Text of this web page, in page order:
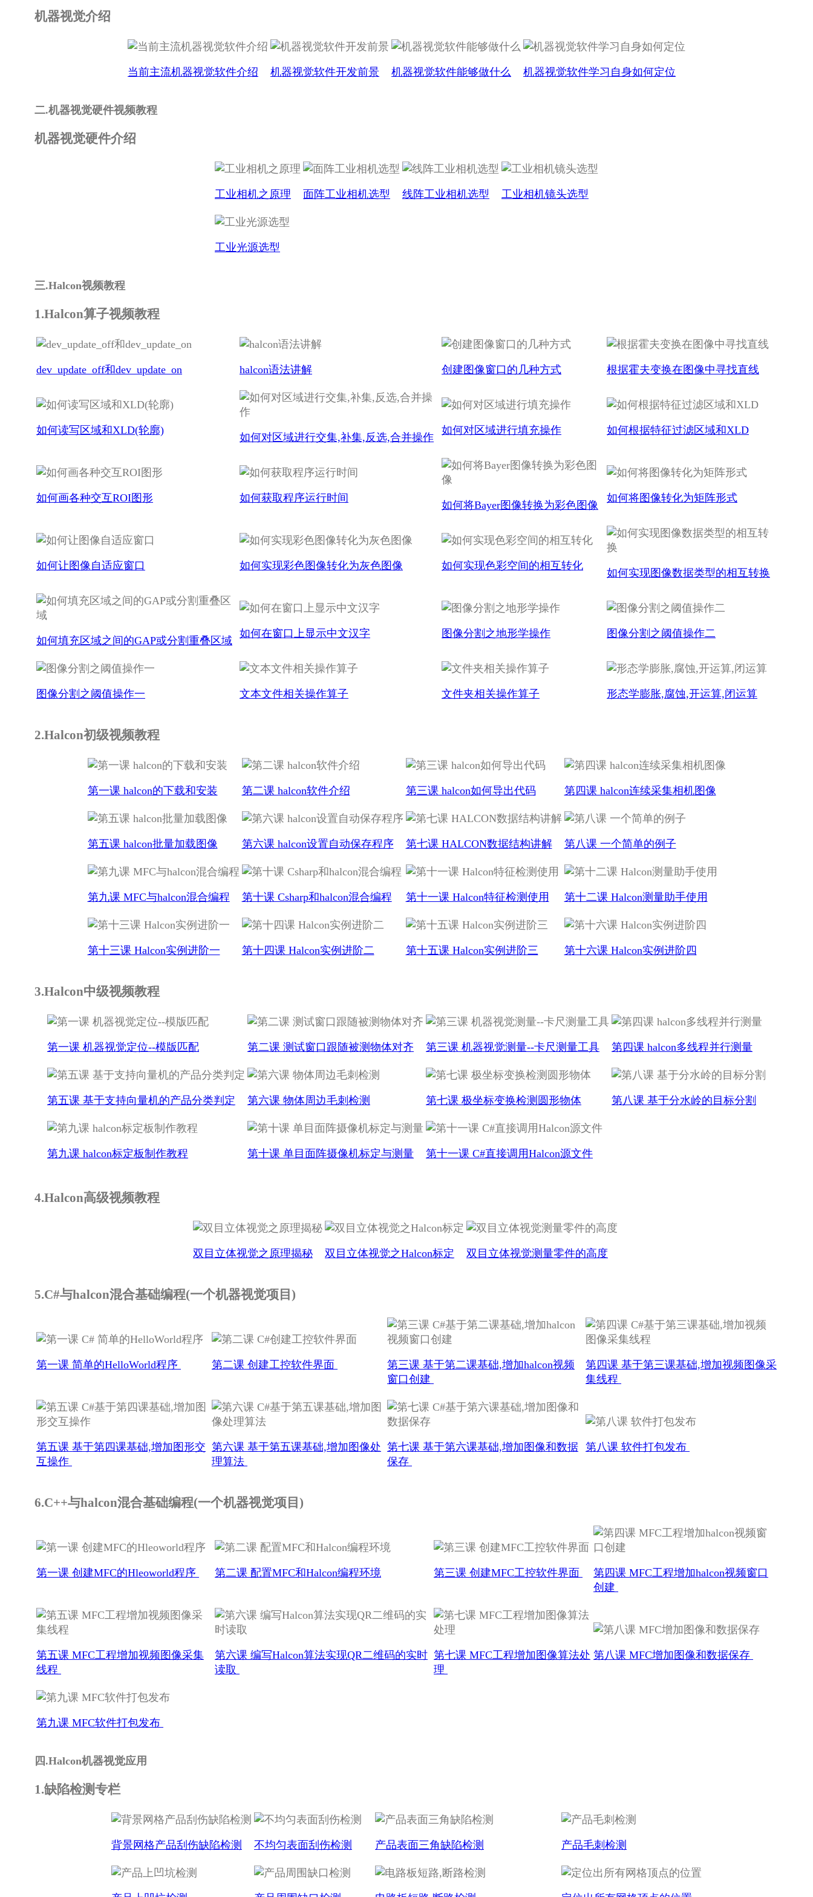
机器视觉介绍
当前主流机器视觉软件介绍 机器视觉软件开发前景 机器视觉软件能够做什么 机器视觉软件学习自身如何定位
二.机器视觉硬件视频教程
机器视觉硬件介绍
工业相机之原理 面阵工业相机选型 线阵工业相机选型 工业相机镜头选型
工业光源选型
三.Halcon视频教程
1.Halcon算子视频教程
dev_update_off和dev_update_on halcon语法讲解 创建图像窗口的几种方式 根据霍夫变换在图像中寻找直线
如何读写区域和XLD(轮廓)
如何对区域进行交集,补集,反选,合并操作
如何对区域进行填充操作 如何根据特征过滤区域和XLD
如何画各种交互ROI图形 如何获取程序运行时间
如何将Bayer图像转换为彩色图像
如何将图像转化为矩阵形式
如何让图像自适应窗口 如何实现彩色图像转化为灰色图像 如何实现色彩空间的相互转化
如何实现图像数据类型的相互转换
如何填充区域之间的GAP或分割重叠区域
如何在窗口上显示中文汉字 图像分割之地形学操作 图像分割之阈值操作二
图像分割之阈值操作一 文本文件相关操作算子 文件夹相关操作算子 形态学膨胀,腐蚀,开运算,闭运算
2.Halcon初级视频教程
第一课 halcon的下载和安装 第二课 halcon软件介绍 第三课 halcon如何导出代码 第四课 halcon连续采集相机图像
第五课 halcon批量加载图像 第六课 halcon设置自动保存程序 第七课 HALCON数据结构讲解 第八课 一个简单的例子
第九课 MFC与halcon混合编程 第十课 Csharp和halcon混合编程 第十一课 Halcon特征检测使用 第十二课 Halcon测量助手使用
第十三课 Halcon实例进阶一 第十四课 Halcon实例进阶二 第十五课 Halcon实例进阶三 第十六课 Halcon实例进阶四
3.Halcon中级视频教程
第一课 机器视觉定位--模版匹配 第二课 测试窗口跟随被测物体对齐 第三课 机器视觉测量--卡尺测量工具 第四课 halcon多线程并行测量
第五课 基于支持向量机的产品分类判定 第六课 物体周边毛刺检测 第七课 极坐标变换检测圆形物体 第八课 基于分水岭的目标分割
第九课 halcon标定板制作教程 第十课 单目面阵摄像机标定与测量 第十一课 C#直接调用Halcon源文件
4.Halcon高级视频教程
双目立体视觉之原理揭秘 双目立体视觉之Halcon标定 双目立体视觉测量零件的高度
5.C#与halcon混合基础编程(一个机器视觉项目)
第一课 简单的HelloWorld程序 第二课 创建工控软件界面
第三课 基于第二课基础,增加halcon视频
窗口创建
第四课 基于第三课基础,增加视频图像采
集线程
第五课 基于第四课基础,增加图形交
互操作
第六课 基于第五课基础,增加图像处
理算法
第七课 基于第六课基础,增加图像和数据
保存
第八课 软件打包发布
6.C++与halcon混合基础编程(一个机器视觉项目)
第一课 创建MFC的Hleoworld程序 第二课 配置MFC和Halcon编程环境 第三课 创建MFC工控软件界面
第四课 MFC工程增加halcon视频窗口
创建
第五课 MFC工程增加视频图像采集
线程
第六课 编写Halcon算法实现QR二维码的实时
读取
第七课 MFC工程增加图像算法处
理
第八课 MFC增加图像和数据保存
第九课 MFC软件打包发布
四.Halcon机器视觉应用
1.缺陷检测专栏
背景网格产品刮伤缺陷检测 不均匀表面刮伤检测 产品表面三角缺陷检测 产品毛刺检测